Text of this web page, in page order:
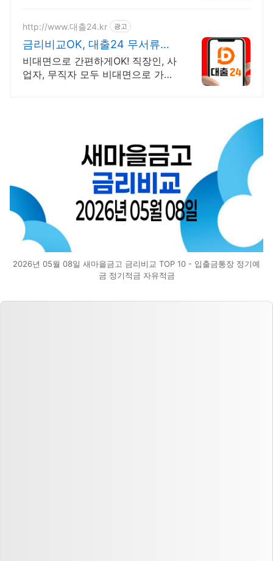
http://www.대출24.kr 광고
금리비교OK, 대출24 무서류
No신용 대출가능!
비대면으로 간편하게OK! 직장인, 사
업자, 무직자 모두 비대면으로 가능
2026년 05월 08일 새마을금고 금리비교 TOP 10 - 입출금통장 정기예
금 정기적금 자유적금